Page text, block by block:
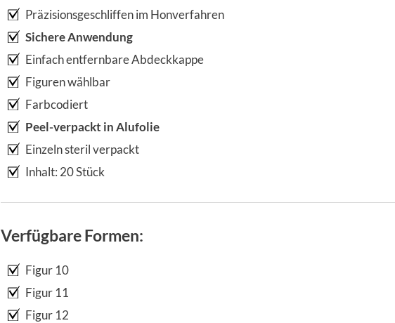
Präzisionsgeschliffen im Honverfahren
Sichere Anwendung
Einfach entfernbare Abdeckkappe
Figuren wählbar
Farbcodiert
Peel-verpackt in Alufolie
Einzeln steril verpackt
Inhalt: 20 Stück
Verfügbare Formen:
Figur 10
Figur 11
Figur 12